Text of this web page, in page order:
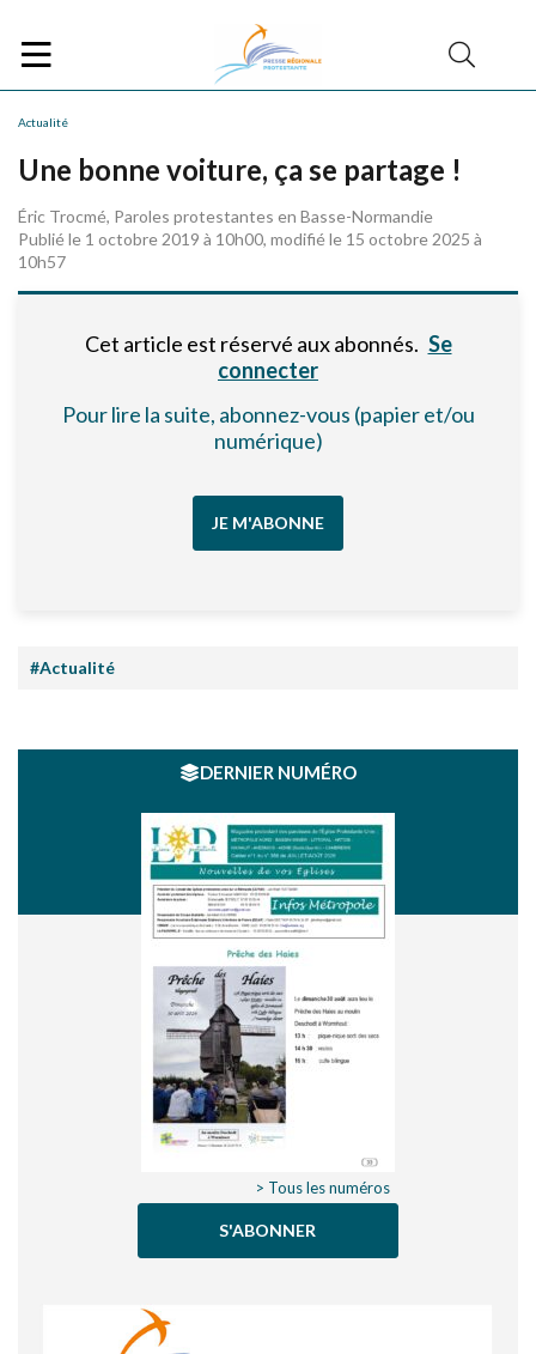
Actualité
Une bonne voiture, ça se partage !
Éric Trocmé, Paroles protestantes en Basse-Normandie
Publié le 1 octobre 2019 à 10h00, modifié le 15 octobre 2025 à
10h57
Cet article est réservé aux abonnés. Se
connecter
Pour lire la suite, abonnez-vous (papier et/ou
numérique)
JE M'ABONNE
#Actualité
DERNIER NUMÉRO
> Tous les numéros
S'ABONNER